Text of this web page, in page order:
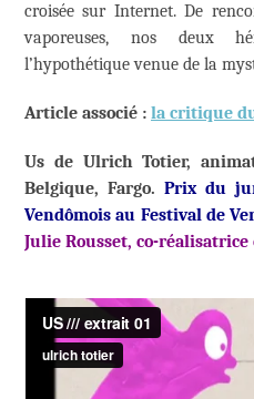
croisée sur Internet. De
vaporeuses, nos deux
l’hypothétique venue de la
Article associé : la critique
Us de Ulrich Totier,
Belgique, Fargo. Prix du
Vendômois au Festival de
Julie Rousset, co-réalisatrice